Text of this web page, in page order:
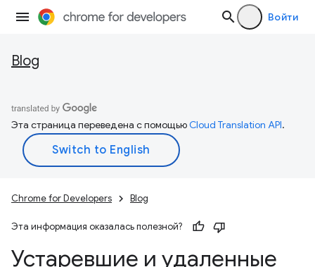
Войти
Blog
Эта страница переведена с помощьюCloud Translation API.
Chrome for Developers Blog
Эта информация оказалась полезной?
Устаревшие и удаленные